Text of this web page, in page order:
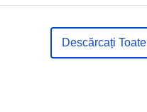
Descărcați Toate